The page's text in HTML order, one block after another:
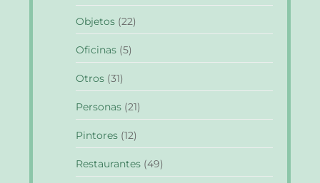
Objetos (22)
Oficinas (5)
Otros (31)
Personas (21)
Pintores (12)
Restaurantes (49)